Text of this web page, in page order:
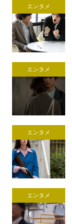
エンタメ
エンタメ
エンタメ
エンタメ